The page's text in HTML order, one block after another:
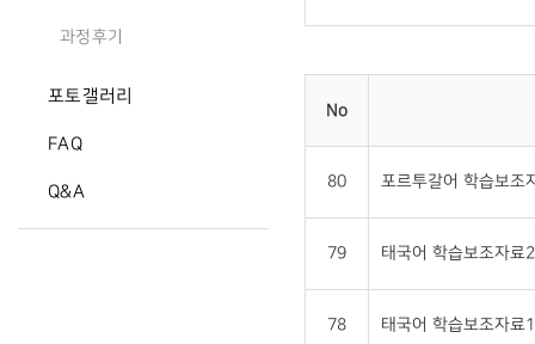
과정후기
포토갤러리
FAQ
Q&A
No
80 포르투갈어 학습보조
79 태국어 학습보조자료
78 태국어 학습보조자료